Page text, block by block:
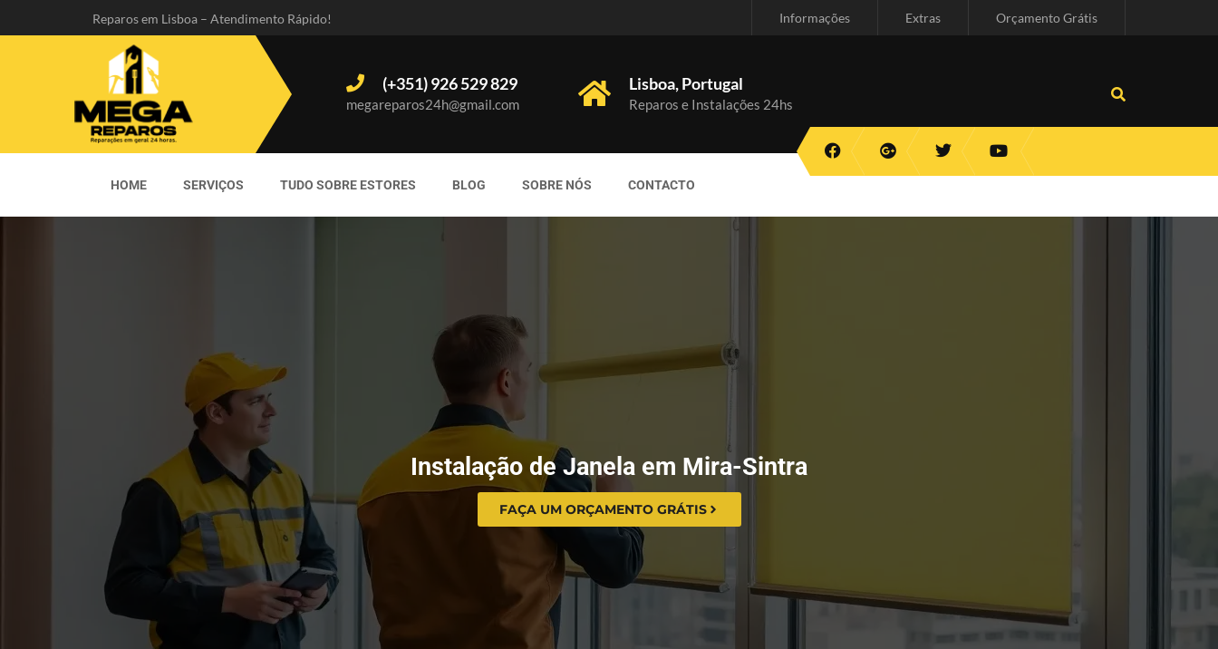
Reparos em Lisboa – Atendimento Rápido! Informações Extras Orçamento Grátis
(+351) 926 529 829
megareparos24h@gmail.com
Lisboa, Portugal
Reparos e Instalações 24hs
HOME SERVIÇOS TUDO SOBRE ESTORES BLOG SOBRE NÓS CONTACTO
Instalação de Janela em Mira-Sintra
FAÇA UM ORÇAMENTO GRÁTIS